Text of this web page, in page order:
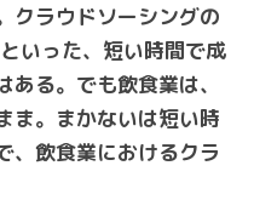
クラウドソーシングの
いった、短い時間で成
る。でも飲食業は、
ま。まかないは短い時
、飲食業におけるクラ